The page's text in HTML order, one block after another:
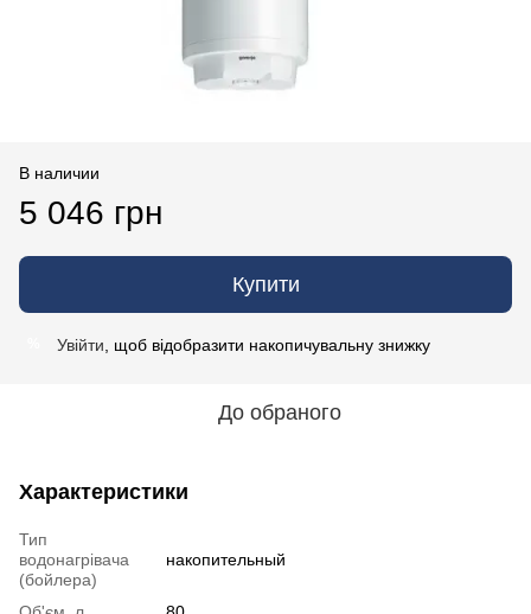
В наличии
5 046 грн
Купити
Увійти , щоб відобразити накопичувальну знижку
До обраного
Характеристики
Тип
водонагрівача
(бойлера)
накопительный